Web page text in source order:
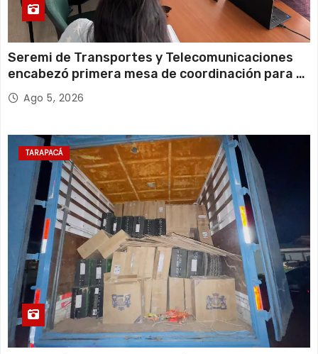
Seremi de Transportes y Telecomunicaciones
encabezó primera mesa de coordinación para el
retiro de cables en desuso en Iquique
Ago 5, 2026
TARAPACÁ